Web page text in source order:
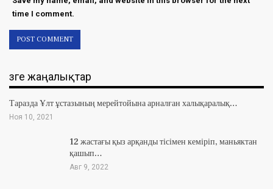
time I comment.
Өзге жаңалықтар
Таразда Ұлт ұстазының мерейтойына арналған халықаралық…
Ноя 10, 2021
12 жастағы қыз арқанды тісімен кеміріп, маньяктан
қашып…
Авг 9, 2022